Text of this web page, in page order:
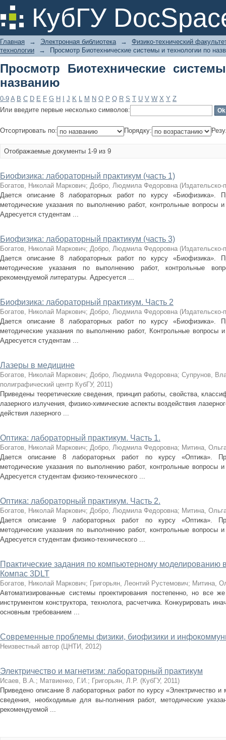
КубГУ
Просмотр Биотехнические
Главная → Электронная библиотека →
Физико-технический
технологии
→ Просмотр Биотехнические системы и технологии по
Просмотр Биотехнические
названию
0-9 A B C D E F G H J K L M N O P Q R S T U V W X Y Z
Или введите первые несколько символов:
Отсортировать по: Порядку:
Отображаемые документы 1-9 из 9
Биофизика: лабораторный практикум (часть 1)
Богатов, Николай Маркович; Добро, Людмила Федоровна (Издательско-
Дается описание 8 лабораторных работ по курсу «Биофизика».
методические указания по выполнению работ, контрольные вопросы
Адресуется студентам ...
Биофизика: лабораторный практикум (часть 3)
Богатов, Николай Маркович; Добро, Людмила Федоровна (Издательско-
Дается описание 8 лабораторных работ по курсу «Биофизика».
методические указания по выполнению работ, контрольные
рекомендуемой литературы. Адресуется ...
Биофизика: лабораторный практикум. Часть 2
Богатов, Николай Маркович; Добро, Людмила Федоровна (Издательско-
Дается описание 8 лабораторных работ по курсу «Биофизика».
методические указания по выполнению работ, Контрольные вопросы
Адресуется студентам ...
Лазеры в медицине
Богатов, Николай Маркович; Добро, Людмила Федоровна; Супрунов,
полиграфический центр КубГУ, 2011)
Приведены теоретические сведения, принцип работы, свойства,
лазерного излучения, физико-химические аспекты воздействия
действия лазерного ...
Оптика: лабораторный практикум. Часть 1.
Богатов, Николай Маркович; Добро, Людмила Федоровна; Митина,
Дается описание 8 лабораторных работ по курсу «Оптика».
методические указания по выполнению работ, контрольные вопросы
Адресуется студентам физико-технического ...
Оптика: лабораторный практикум. Часть 2.
Богатов, Николай Маркович; Добро, Людмила Федоровна; Митина,
Дается описание 9 лабораторных работ по курсу «Оптика».
методические указания по выполнению работ, контрольные вопросы
Адресуется студентам физико-технического ...
Практические задания по компьютерному моделированию
Компас 3DLT
Богатов, Николай Маркович; Григорьян, Леонтий Рустемович; Митина,
Автоматизированные системы проектирования постепенно, но все
инструментом конструктора, технолога, расчетчика. Конкурировать
основным требованием ...
Современные проблемы физики, биофизики и
Неизвестный автор (ЦНТИ, 2012)
Электричество и магнетизм: лабораторный практикум
Исаев, В.А.; Матвиенко, Г.И.; Григорьян, Л.Р. (КубГУ, 2011)
Приведено описание 8 лабораторных работ по курсу «Электричество и
сведения, необходимые для вы-полнения работ, методические
рекомендуемой ...